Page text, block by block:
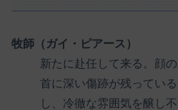
牧師（ガイ・ピアース）
新たに赴任して来る。顔
首に深い傷跡が残ってい
し、冷徹な雰囲気を醸し